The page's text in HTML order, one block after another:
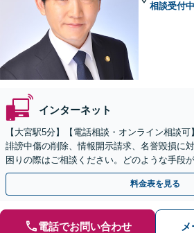
相談受付中
インターネット
【大宮駅5分】【電話相談・オンライン相談可
誹謗中傷の削除、情報開示請求、名誉毀損に
困りの際はご相談ください。どのような手段
明し、依頼者さまにとって納得のいく解決を
料金表を見る
電話でお問い合わせ